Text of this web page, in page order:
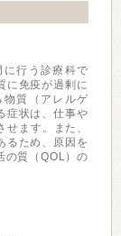
行う診療科で
に免疫が過剰に
物質（アレルゲ
症状は、仕事や
ます。また、
るため、原因を
の質（QOL）の